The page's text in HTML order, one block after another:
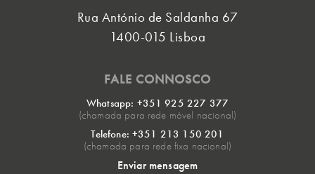
Rua António de Saldanha 67
1400-015 Lisboa
FALE CONNOSCO
Whatsapp: +351 925 227 377
(chamada para rede móvel nacional)
Telefone: +351 213 150 201
(chamada para rede fixa nacional)
Enviar mensagem